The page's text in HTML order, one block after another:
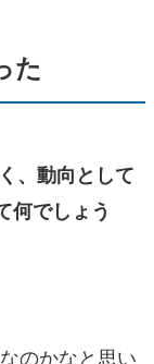
た
、動向として
何でしょう
のかなと思い